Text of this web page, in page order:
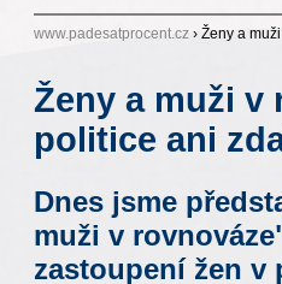
www.padesatprocent.cz › Ženy a
Ženy a muži v
politice ani
Dnes jsme
muži v
zastoupení žen